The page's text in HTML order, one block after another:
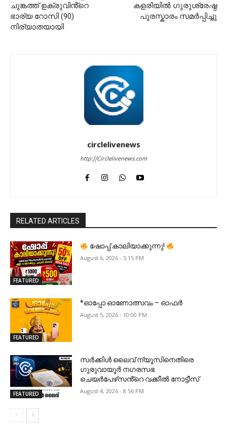
ചുങ്കത്ത് ഉക്രുവിൻ്റെ
ഭാര്യ റോസി (90)
നിര്യാതയായി
കളരിയിൽ ഗുരുശ്രേഷ്ഠ
പുരസ്കാരം സമർപ്പിച്ചു
circlelivenews
http://Circlelivenews.com
RELATED ARTICLES
FEATURED
ഷോപ്പ് കാലിയാക്കുന്നു!
August 6, 2026 - 5:15 PM
FEATURED
*ഓപ്പോ ഓണോത്സവം – ഓഫർ
August 5, 2026 - 10:00 PM
FEATURED
സർക്കിൾ ലൈവ് ന്യൂസിനെതിരെ
ഗുരുവായൂർ നഗരസഭ
ചെയർപേഴ്‌സൻ്റെ വക്കീൽ നോട്ടീസ്
August 4, 2026 - 8:56 PM